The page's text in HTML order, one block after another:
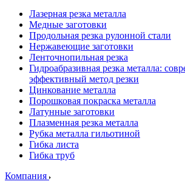
Лазерная резка металла
Медные заготовки
Продольная резка рулонной стали
Нержавеющие заготовки
Ленточнопильная резка
Гидроабразивная резка металла:
эффективный метод резки
Цинкование металла
Порошковая покраска металла
Латунные заготовки
Плазменная резка металла
Рубка металла гильотиной
Гибка листа
Гибка труб
Компания